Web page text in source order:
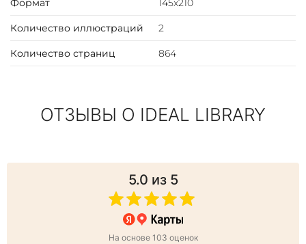
Формат 145х210
Количество иллюстраций 2
Количество страниц 864
ОТЗЫВЫ О IDEAL LIBRARY
5.0 из 5
На основе 103 оценок